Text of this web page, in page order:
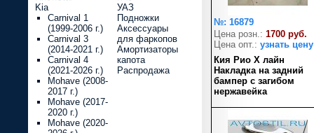
№: 16879
Цена розн.: 1700 руб.
Цена опт.: узнать цену
Кия Рио Х лайн
Накладка на задний
бампер с загибом
нержавейка
Kia
Carnival 1
(1999-2006 г.)
Carnival 3
(2014-2021 г.)
Carnival 4
(2021-2026 г.)
Mohave (2008-
2017 г.)
Mohave (2017-
2020 г.)
Mohave (2020-
УАЗ
Подножки
Аксессуары
для фаркопов
Амортизаторы
капота
Распродажа